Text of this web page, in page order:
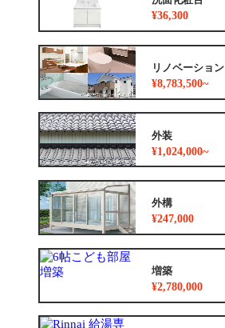
¥36,300
リノベーション
¥8,783,500~
外装
¥1,024,000~
外構
¥247,000
増築
¥2,780,000